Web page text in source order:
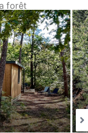
forêt